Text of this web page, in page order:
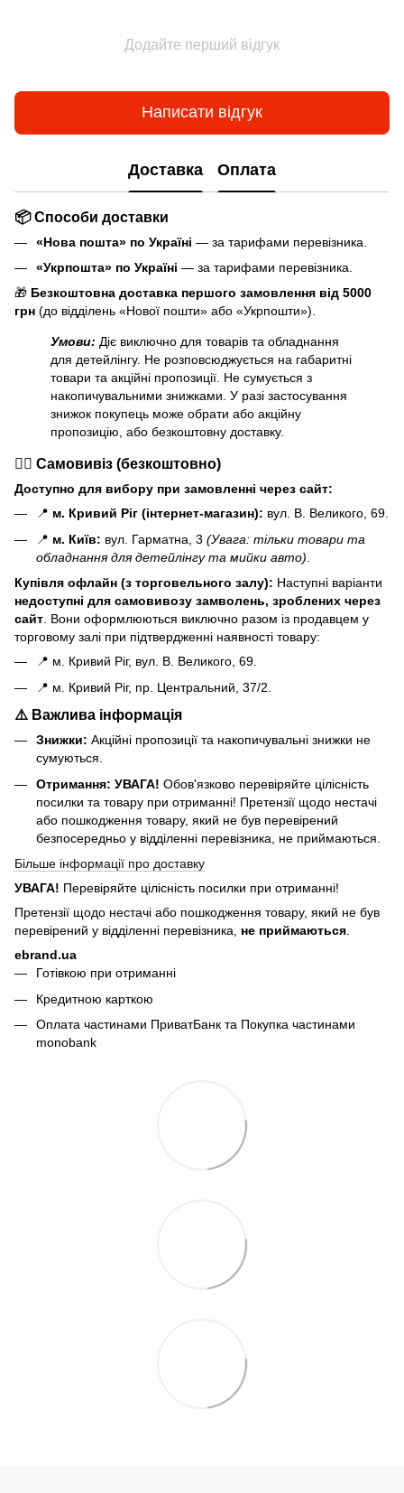
Додайте перший відгук
Написати відгук
Доставка Оплата
📦 Способи доставки
«Нова пошта» по Україні — за тарифами перевізника.
«Укрпошта» по Україні — за тарифами перевізника.
🎁 Безкоштовна доставка першого замовлення від 5000
грн (до відділень «Нової пошти» або «Укрпошти»).
Умови: Діє виключно для товарів та обладнання
для детейлінгу. Не розповсюджується на габаритні
товари та акційні пропозиції. Не сумується з
накопичувальними знижками. У разі застосування
знижок покупець може обрати або акційну
пропозицію, або безкоштовну доставку.
🏃‍♂️ Самовивіз (безкоштовно)
Доступно для вибору при замовленні через сайт:
📍 м. Кривий Ріг (інтернет-магазин): вул. В. Великого, 69.
📍 м. Київ: вул. Гарматна, 3 (Увага: тільки товари та
обладнання для детейлінгу та мийки авто)
Купівля офлайн (з торговельного залу): Наступні варіанти
недоступні для самовивозу замволень, зроблених через
сайт . Вони оформлюються виключно разом із продавцем у
торговому залі при підтвердженні наявності товару:
📍 м. Кривий Ріг, вул. В. Великого, 69.
📍 м. Кривий Ріг, пр. Центральний, 37/2.
⚠️ Важлива інформація
Знижки: Акційні пропозиції та накопичувальні знижки не
сумуються.
Отримання: УВАГА! Обов'язково перевіряйте цілісність
посилки та товару при отриманні! Претензії щодо нестачі
або пошкодження товару, який не був перевірений
безпосередньо у відділенні перевізника, не приймаються.
Більше інформації про доставку
УВАГА! Перевіряйте цілісність посилки при отриманні!
Претензії щодо нестачі або пошкодження товару, який не був
перевірений у відділенні перевізника, не приймаються
ebrand.ua
Готівкою при отриманні
Кредитною карткою
Оплата частинами ПриватБанк та Покупка частинами
monobank